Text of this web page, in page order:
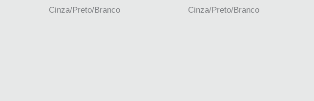
Cinza/Preto/Branco
Cinza/Preto/Branco